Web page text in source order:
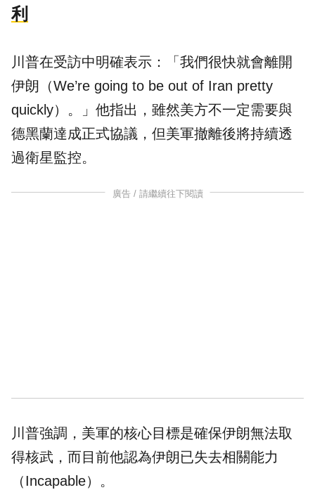
利
川普在受訪中明確表示：「我們很快就會離開
伊朗（We’re going to be out of Iran pretty
quickly）。」他指出，雖然美方不一定需要與
德黑蘭達成正式協議，但美軍撤離後將持續透
過衛星監控。
廣告 / 請繼續往下閱讀
川普強調，美軍的核心目標是確保伊朗無法取
得核武，而目前他認為伊朗已失去相關能力
（Incapable）。